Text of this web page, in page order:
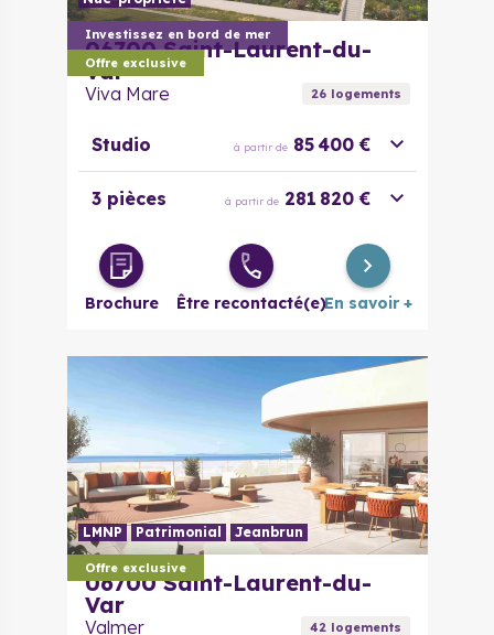
Investissez en bord de mer
Offre exclusive
06700 Saint-Laurent-du-
Var
Viva Mare 26logements
Studio à partir de 85 400 €
3 pièces à partir de 281 820 €
Brochure Être recontacté(e)En savoir +
Offre exclusive
LMNP Patrimonial Jeanbrun
06700 Saint-Laurent-du-
Var
Valmer 42logements